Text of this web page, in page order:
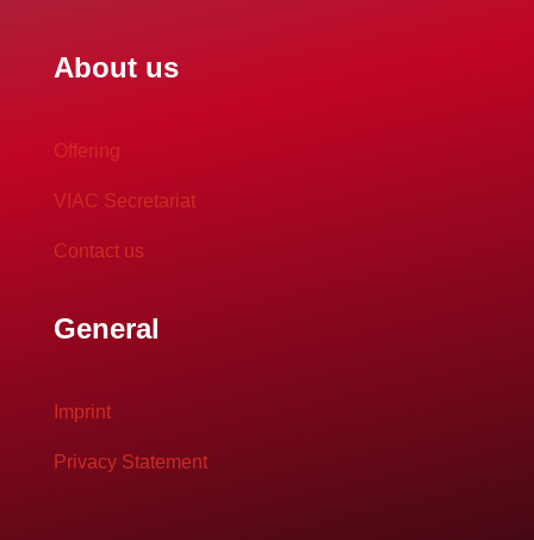
About us
Offering
VIAC Secretariat
Contact us
General
Imprint
Privacy Statement